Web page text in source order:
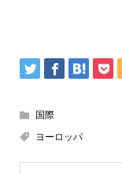
国際
ヨーロッパ